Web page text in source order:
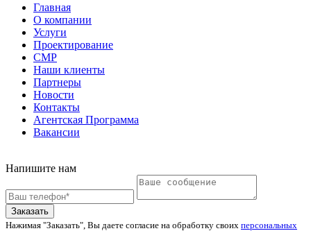
Главная
О компании
Услуги
Проектирование
СМР
Наши клиенты
Партнеры
Новости
Контакты
Агентская Программа
Вакансии
Напишите нам
Заказать
Нажимая "Заказать", Вы даете согласие на обработку своих персональных